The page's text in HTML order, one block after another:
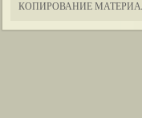
КОПИРОВАНИЕ